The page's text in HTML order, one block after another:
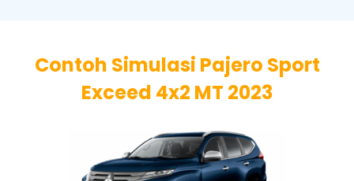
Contoh Simulasi Pajero Sport
Exceed 4x2 MT 2023